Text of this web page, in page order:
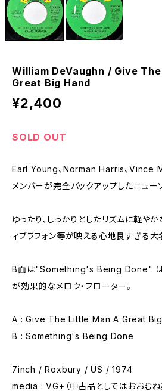
William DeVaughn / Give
Great Big Hand
¥2,400
SOLD OUT
Earl Young、Norman Harris、Vince
メンバーが完全バックアップしたニュー
ゆったり、しっかりとしたリズムに軽や
ィブラフォン等が映える心地良すぎる大
B面は"Something's Being Done" は
が効果的なメロウ・フローター。
A : Give The Little Man A Great
B : Something's Being Done
7inch / Roxbury / US / 1974
media : VG+（中古品としてはおおむ